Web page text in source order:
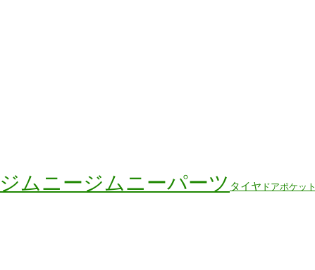
ジムニージムニーパーツ タイヤ ドアポケット